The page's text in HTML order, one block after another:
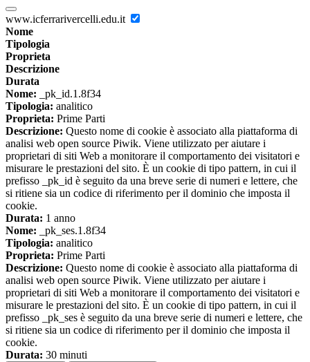
www.icferrarivercelli.edu.it
Nome
Tipologia
Proprieta
Descrizione
Durata
Nome: _pk_id.1.8f34
Tipologia: analitico
Proprieta: Prime Parti
Descrizione: Questo nome di cookie è associato alla piattaforma di
analisi web open source Piwik. Viene utilizzato per aiutare i
proprietari di siti Web a monitorare il comportamento dei visitatori e
misurare le prestazioni del sito. È un cookie di tipo pattern, in cui il
prefisso _pk_id è seguito da una breve serie di numeri e lettere, che
si ritiene sia un codice di riferimento per il dominio che imposta il
cookie.
Durata: 1 anno
Nome: _pk_ses.1.8f34
Tipologia: analitico
Proprieta: Prime Parti
Descrizione: Questo nome di cookie è associato alla piattaforma di
analisi web open source Piwik. Viene utilizzato per aiutare i
proprietari di siti Web a monitorare il comportamento dei visitatori e
misurare le prestazioni del sito. È un cookie di tipo pattern, in cui il
prefisso _pk_ses è seguito da una breve serie di numeri e lettere, che
si ritiene sia un codice di riferimento per il dominio che imposta il
cookie.
Durata: 30 minuti